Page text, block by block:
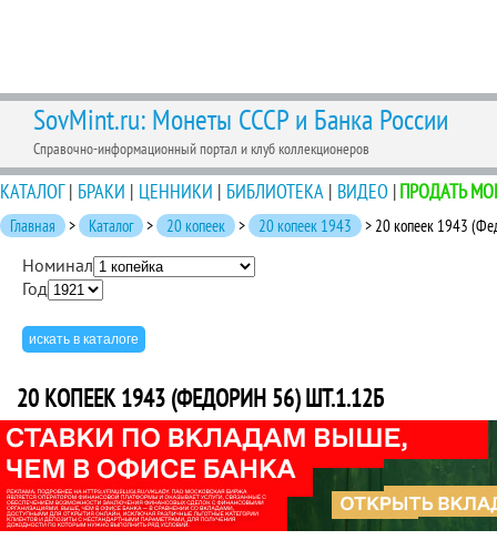
SovMint.ru: Монеты СССР и Банка России
Справочно-информационный портал и клуб коллекционеров
КАТАЛОГ| БРАКИ | ЦЕННИКИ | БИБЛИОТЕКА | ВИДЕО |ПРОДАТЬ
Главная > Каталог > 20 копеек > 20 копеек 1943 > 20 копеек 1943
Номинал
Год
20 КОПЕЕК 1943 (ФЕДОРИН 56) ШТ.1.12Б